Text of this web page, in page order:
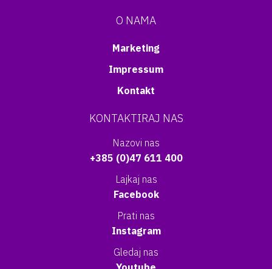
O NAMA
Marketing
Impressum
Kontakt
KONTAKTIRAJ NAS
Nazovi nas
+385 (0)47 611 400
Lajkaj nas
Facebook
Prati nas
Instagram
Gledaj nas